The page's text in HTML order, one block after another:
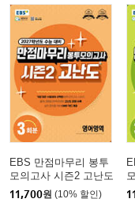
EBS 만점마무리 봉투
모의고사 시즌2 고난도
영어영역 3회분 (2026
년)
11,700원 (10% 할인)